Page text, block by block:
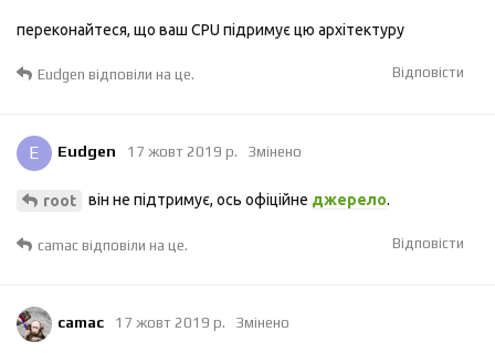
переконайтеся, що ваш CPU підримує цю архітектуру
Відповісти
Eudgen відповіли на це.
E Eudgen 17 жовт 2019 р. Змінено
root він не підтримує, ось офіційне джерело.
Відповісти
camac відповіли на це.
camac 17 жовт 2019 р. Змінено